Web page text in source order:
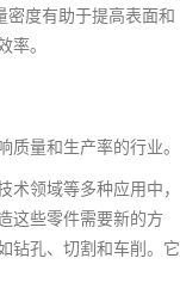
密度有助于提高表面和
率。
质量和生产率的行业。
领域等多种应用中，
这些零件需要新的方
钻孔、切割和车削。它